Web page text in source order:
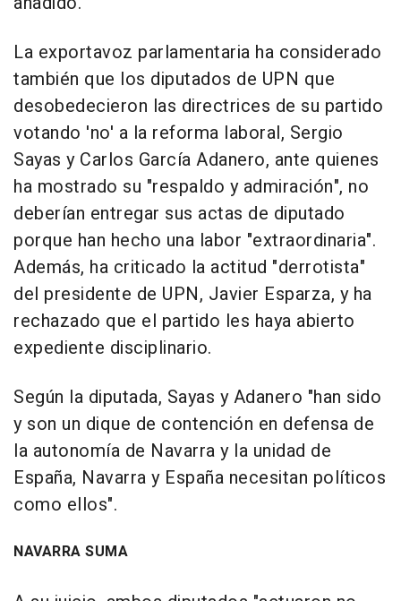
La exportavoz parlamentaria ha considerado
también que los diputados de UPN que
desobedecieron las directrices de su partido
votando 'no' a la reforma laboral, Sergio
Sayas y Carlos García Adanero, ante quienes
ha mostrado su "respaldo y admiración", no
deberían entregar sus actas de diputado
porque han hecho una labor "extraordinaria".
Además, ha criticado la actitud "derrotista"
del presidente de UPN, Javier Esparza, y ha
rechazado que el partido les haya abierto
expediente disciplinario.
Según la diputada, Sayas y Adanero "han sido
y son un dique de contención en defensa de
la autonomía de Navarra y la unidad de
España, Navarra y España necesitan políticos
como ellos".
NAVARRA SUMA